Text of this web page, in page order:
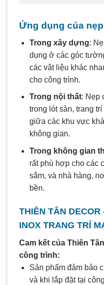
Ứng dụng của
Trong xây dựng:
dụng ở các góc
các vật liệu khác
cho công trình.
Trong nội thất: Nẹp
trong lót sàn, trang
giữa các khu vực
không gian.
Trong không gian
rất phù hợp cho các
sắm, và nhà hàng,
bền.
THIÊN TÂN DECOR
INOX TRANG TRÍ
Cam kết của Thiên
công trình:
Sản phẩm đảm bảo
và khi lắp đặt tại